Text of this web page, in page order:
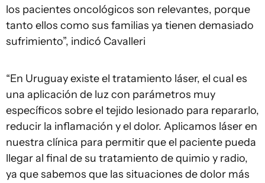
los pacientes oncológicos son relevantes, porque
tanto ellos como sus familias ya tienen demasiado
sufrimiento”, indicó Cavalleri
“En Uruguay existe el tratamiento láser, el cual es
una aplicación de luz con parámetros muy
específicos sobre el tejido lesionado para repararlo,
reducir la inflamación y el dolor. Aplicamos láser en
nuestra clínica para permitir que el paciente pueda
llegar al final de su tratamiento de quimio y radio,
ya que sabemos que las situaciones de dolor más